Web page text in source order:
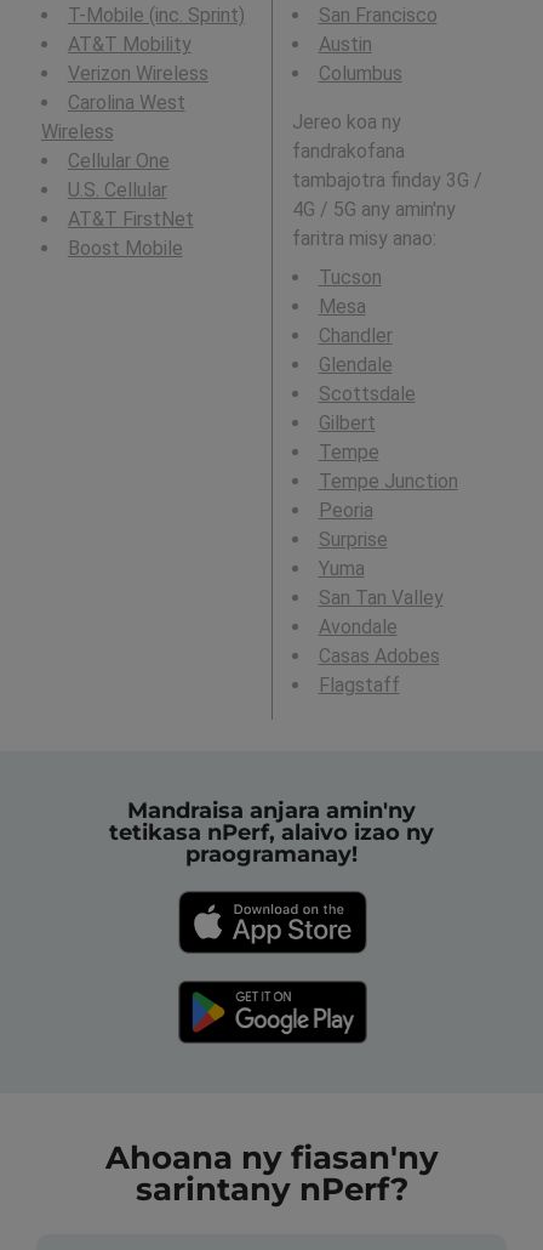
T-Mobile (inc. Sprint)
AT&T Mobility
Verizon Wireless
Carolina West
Wireless
Cellular One
U.S. Cellular
AT&T FirstNet
Boost Mobile
San Francisco
Austin
Columbus
Jereo koa ny
fandrakofana
tambajotra finday 3G /
4G / 5G any amin'ny
faritra misy anao:
Tucson
Mesa
Chandler
Glendale
Scottsdale
Gilbert
Tempe
Tempe Junction
Peoria
Surprise
Yuma
San Tan Valley
Avondale
Casas Adobes
Flagstaff
Mandraisa anjara amin'ny
tetikasa nPerf, alaivo izao ny
praogramanay!
Ahoana ny fiasan'ny
sarintany nPerf?